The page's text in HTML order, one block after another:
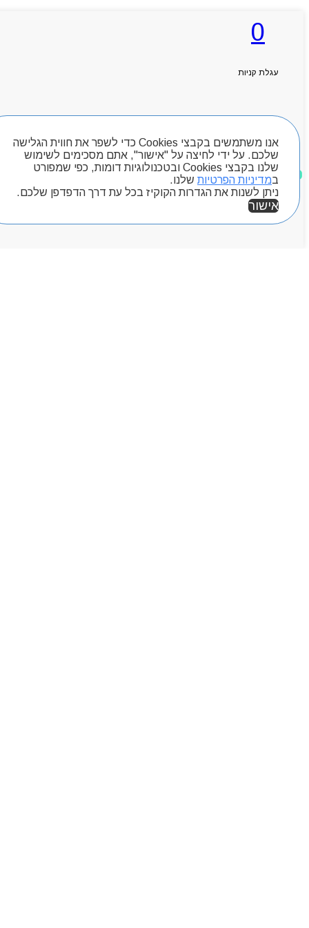
אנו משתמשים בקבצי Cookies כדי לשפר את חווית הגלישה
שלכם. על ידי לחיצה על "אישור", אתם מסכימים לשימוש
שלנו בקבצי Cookies ובטכנולוגיות דומות, כפי שמפורט
במדיניות הפרטיות שלנו.
ניתן לשנות את הגדרות הקוקיז בכל עת דרך הדפדפן שלכם.
אישור
0
עגלת קניות
חיפוש מוצרים
מוצרים שאהבתי
ראשי
קטלוג מוצרים
המגזין